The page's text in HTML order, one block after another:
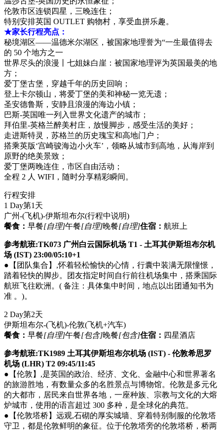
伦敦市区连锁四星，三晚连住；
特别安排英国 OUTLET 购物村，享受血拼乐趣。
★家长行程亮点：
秘境湖区——温德米尔湖区，被国家地理誉为“一生最值得去
的 50 个地方之一
世界尽头的浪漫丨七姐妹白崖：被国家地理评为英国最美的地
方；
爱丁堡古堡，穿越千年的历史回响；
登上卡尔顿山，将爱丁堡的美和神秘一览无遗；
圣安德鲁斯，安静且浪漫的海边小镇；
巴斯-英国唯一列入世界文化遗产的城市；
拜伯里-英格兰醉美村庄，放慢脚步，感受生活的美好；
走进斯特灵，苏格兰的历史瑰宝和高地门户；
搭乘英版‘宫崎骏海边小火车’，领略从城市到高地，从海岸到
原野的绝美景致；
爱丁堡两晚连住，市区自由活动；
全程 2 人 WIFI，随时分享精彩瞬间。
行程安排
1 Day第1天
广州-(飞机)-伊斯坦布尔(行程中说明)
餐食： 早餐[自理]午餐[自理]晚餐[自理]住宿： 航班上
参考航班:TK073 广州白云国际机场 T1 - 土耳其伊斯坦布尔机
场 (IST) 23:00/05:10+1
●【团队集合】,怀着轻松愉快的心情，行囊中装满无限憧憬，
踏着轻快的脚步。团友指定时间自行前往机场集中，搭乘国际
航班飞往欧洲。( 备注：具体集中时间，地点以出团通知书为
准 。)。
2 Day第2天
伊斯坦布尔-(飞机)-伦敦(飞机+汽车)
餐食： 早餐[自理]午餐[包含]晚餐[包含]住宿： 四星酒店
参考航班:TK1989 土耳其伊斯坦布尔机场 (IST) - 伦敦希思罗
机场 (LHR) T2 09:45/11:45
●【伦敦】,是英国的政治、经济、文化、金融中心和世界著名
的旅游胜地，有数量众多的名胜景点与博物馆。伦敦是多元化
的大都市，居民来自世界各地，一座种族、宗教与文化的大熔
炉城市，使用的语言超过 300 多种，是全球化的典范。
●【伦敦塔桥】远观,石砌的厚实城墙、穿着特别制服的伦敦塔
守卫，都是伦敦鲜明的象征。位于伦敦塔旁的伦敦塔桥，桥两